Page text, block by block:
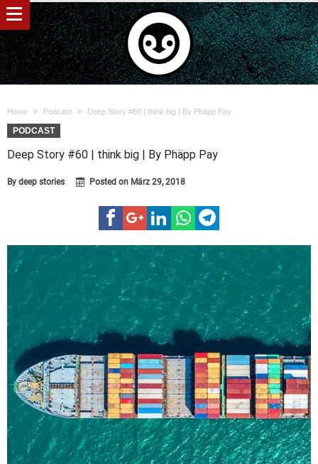
Home Podcast Deep Story #60 | think big | By Phäpp Pay
PODCAST
Deep Story #60 | think big | By Phäpp Pay
By deep stories Posted on März 29, 2018